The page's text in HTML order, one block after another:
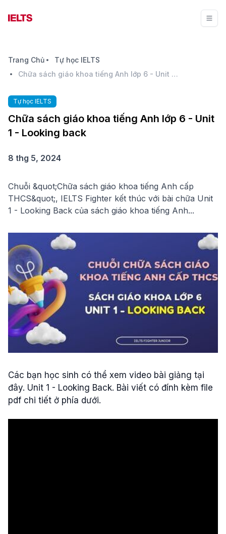
Trang Chủ
Tự học IELTS
Chữa sách giáo khoa tiếng Anh lớp 6 - Unit 1 - Looking back
Tự học IELTS
Chữa sách giáo khoa tiếng Anh lớp 6 - Unit
1 - Looking back
8 thg 5, 2024
Chuỗi &quot;Chữa sách giáo khoa tiếng Anh cấp
THCS&quot;, IELTS Fighter kết thúc với bài chữa Unit
1 - Looking Back của sách giáo khoa tiếng Anh...
Các bạn học sinh có thể xem video bài giảng tại
đây. Unit 1 - Looking Back. Bài viết có đính kèm file
pdf chi tiết ở phía dưới.